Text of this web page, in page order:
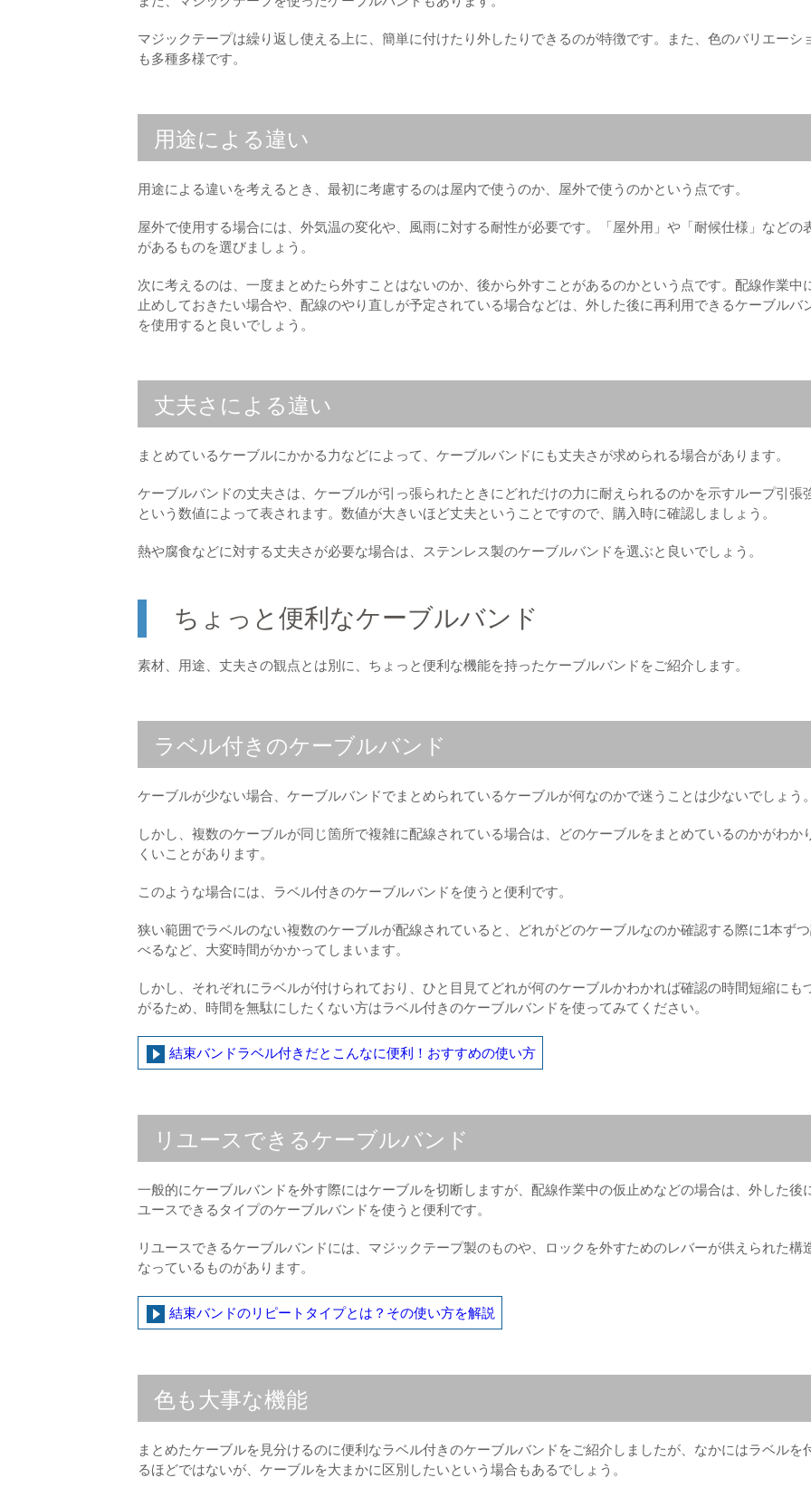
マジックテープは繰り返し使える上に、簡単に付けたり外したりできるのが特徴です。また、色のバリエーシ
も多種多様です。
用途による違い
用途による違いを考えるとき、最初に考慮するのは屋内で使うのか、屋外で使うのかという点です。
屋外で使用する場合には、外気温の変化や、風雨に対する耐性が必要です。「屋外用」や「耐候仕様」などの
があるものを選びましょう。
次に考えるのは、一度まとめたら外すことはないのか、後から外すことがあるのかという点です。配線作業中
止めしておきたい場合や、配線のやり直しが予定されている場合などは、外した後に再利用できるケーブルバ
を使用すると良いでしょう。
丈夫さによる違い
まとめているケーブルにかかる力などによって、ケーブルバンドにも丈夫さが求められる場合があります。
ケーブルバンドの丈夫さは、ケーブルが引っ張られたときにどれだけの力に耐えられるのかを示すループ引張
という数値によって表されます。数値が大きいほど丈夫ということですので、購入時に確認しましょう。
熱や腐食などに対する丈夫さが必要な場合は、ステンレス製のケーブルバンドを選ぶと良いでしょう。
ちょっと便利なケーブルバンド
素材、用途、丈夫さの観点とは別に、ちょっと便利な機能を持ったケーブルバンドをご紹介します。
ラベル付きのケーブルバンド
ケーブルが少ない場合、ケーブルバンドでまとめられているケーブルが何なのかで迷うことは少ないでしょう
しかし、複数のケーブルが同じ箇所で複雑に配線されている場合は、どのケーブルをまとめているのかがわか
くいことがあります。
このような場合には、ラベル付きのケーブルバンドを使うと便利です。
狭い範囲でラベルのない複数のケーブルが配線されていると、どれがどのケーブルなのか確認する際に1本ず
べるなど、大変時間がかかってしまいます。
しかし、それぞれにラベルが付けられており、ひと目見てどれが何のケーブルかわかれば確認の時間短縮にも
がるため、時間を無駄にしたくない方はラベル付きのケーブルバンドを使ってみてください。
結束バンドラベル付きだとこんなに便利！おすすめの使い方
リユースできるケーブルバンド
一般的にケーブルバンドを外す際にはケーブルを切断しますが、配線作業中の仮止めなどの場合は、外した後
ユースできるタイプのケーブルバンドを使うと便利です。
リユースできるケーブルバンドには、マジックテープ製のものや、ロックを外すためのレバーが供えられた構
なっているものがあります。
結束バンドのリピートタイプとは？その使い方を解説
色も大事な機能
まとめたケーブルを見分けるのに便利なラベル付きのケーブルバンドをご紹介しましたが、なかにはラベルを
るほどではないが、ケーブルを大まかに区別したいという場合もあるでしょう。